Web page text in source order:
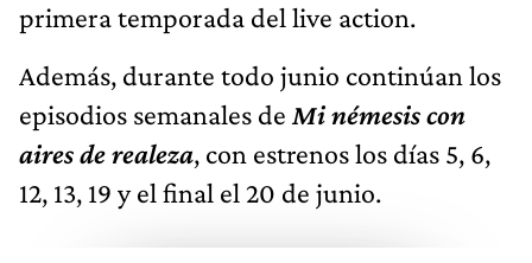
primera temporada del live action.
Además, durante todo junio continúan los
episodios semanales de Mi némesis con
aires de realeza, con estrenos los días 5, 6,
12, 13, 19 y el final el 20 de junio.